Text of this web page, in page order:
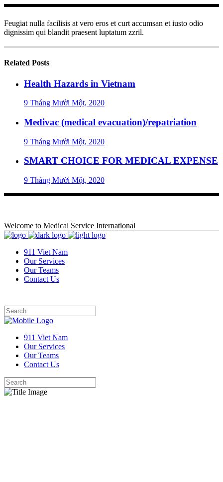
Feugiat nulla facilisis at vero eros et curt accumsan et iusto odio
dignissim qui blandit praesent luptatum zzril.
Related Posts
Health Hazards in Vietnam
9 Tháng Mười Một, 2020
Medivac (medical evacuation)/repatriation
9 Tháng Mười Một, 2020
SMART CHOICE FOR MEDICAL EXPENSE
9 Tháng Mười Một, 2020
Welcome to Medical Service International
911 Viet Nam
Our Services
Our Teams
Contact Us
911 Viet Nam
Our Services
Our Teams
Contact Us